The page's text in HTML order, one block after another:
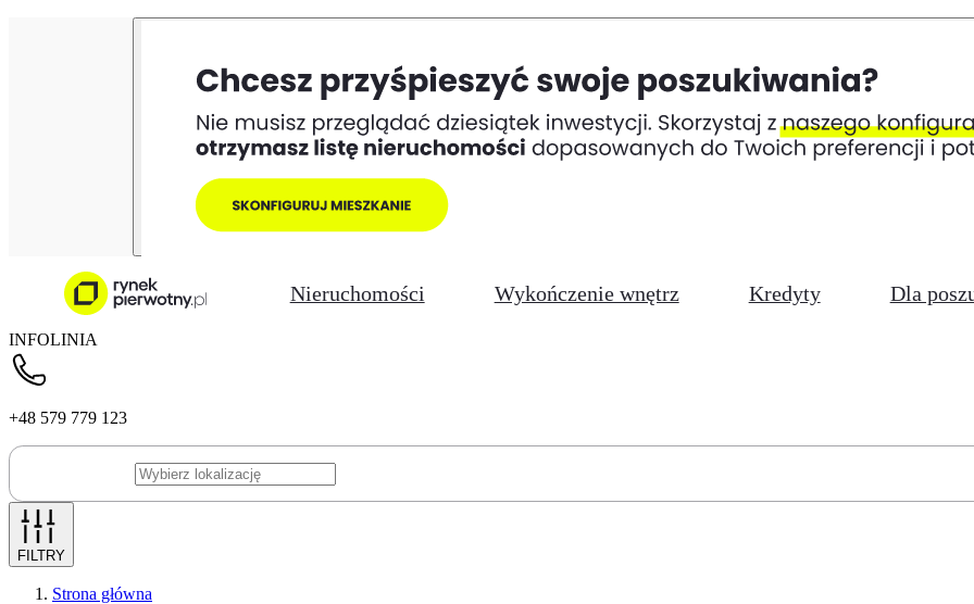
Nieruchomości Wykończenie wnętrz Kredyty Dla
INFOLINIA
+48 579 779 123
FILTRY
Strona główna